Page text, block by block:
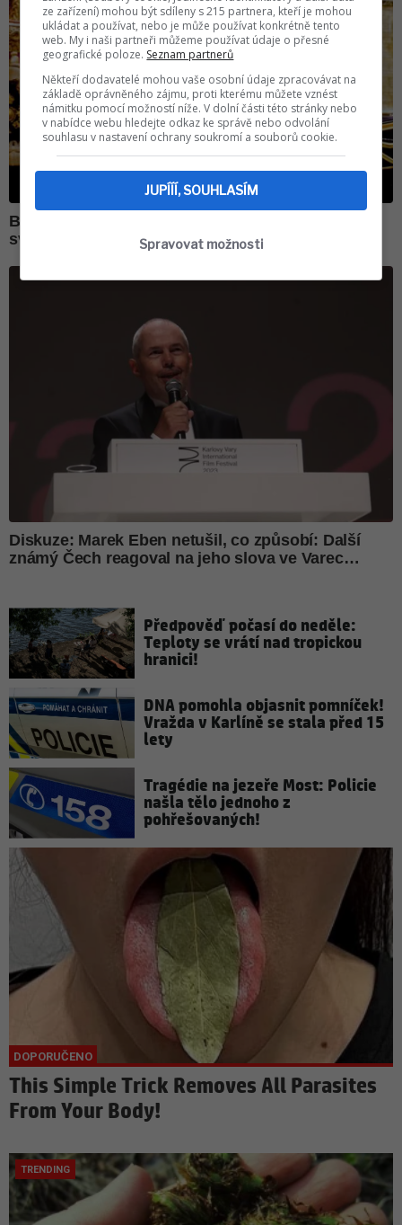
Předpověď počasí do neděle:
Teploty se vrátí nad tropickou
hranici!
DNA pomohla objasnit pomníček!
Vražda v Karlíně se stala před 15
lety
Tragédie na jezeře Most: Policie
našla tělo jednoho z
pohřešovaných!
This Simple Trick Removes All Parasites
From Your Body!
ze zařízení) mohou být sdíleny s 215 partnera, kteří je mohou
ukládat a používat, nebo je může používat konkrétně tento
web. My i naši partneři můžeme používat údaje o přesné
geografické poloze. Seznam partnerů
Někteří dodavatelé mohou vaše osobní údaje zpracovávat na
základě oprávněného zájmu, proti kterému můžete vznést
námitku pomocí možností níže. V dolní části této stránky nebo
v nabídce webu hledejte odkaz ke správě nebo odvolání
souhlasu v nastavení ochrany soukromí a souborů cookie.
JUPÍÍÍ, SOUHLASÍM
Spravovat možnosti